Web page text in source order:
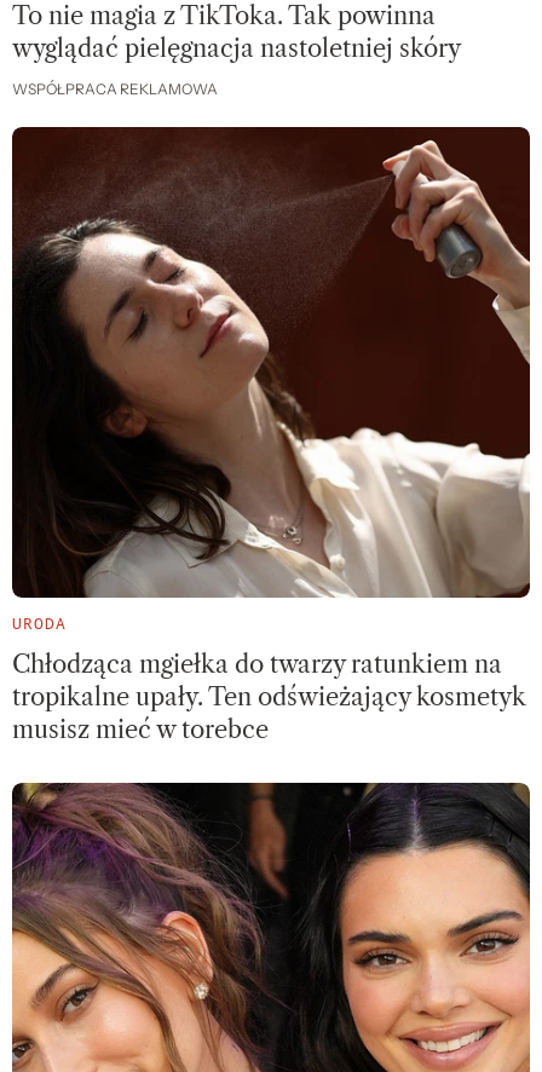
To nie magia z TikToka. Tak powinna
wyglądać pielęgnacja nastoletniej skóry
WSPÓŁPRACA REKLAMOWA
URODA
Chłodząca mgiełka do twarzy ratunkiem na
tropikalne upały. Ten odświeżający kosmetyk
musisz mieć w torebce